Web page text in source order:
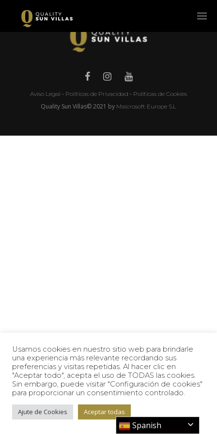
Aviso Legal - Políticas de Privacidad - Políticas de Cookies
Quality Sun Villas© 2021 by Maicrosoft Europe S.L
Usamos cookies en nuestro sitio web para brindarle
una experiencia más relevante recordando sus
preferencias y visitas repetidas. Al hacer clic en
"Aceptar todo", acepta el uso de TODAS las cookies.
Sin embargo, puede visitar "Configuración de cookies"
para proporcionar un consentimiento controlado.
Ajute de Cookies Aceptar todas
Spanish